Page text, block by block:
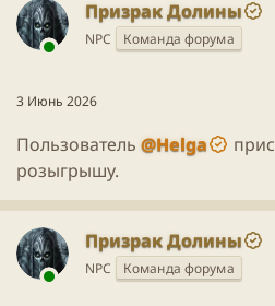
Призрак Долины
NPC Команда форума
3 Июнь 2026
Пользователь @Helga
розыгрышу.
Призрак Долины
NPC Команда форума